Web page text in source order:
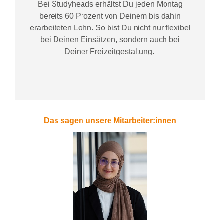
Bei Studyheadserhältst Du jeden Montag
bereits 60 Prozent von Deinem bis dahin
erarbeiteten Lohn. So bist Du nicht nur flexibel
bei Deinen Einsätzen, sondern auch bei
DeinerFreizeitgestaltung.
Das sagen unsere Mitarbeiter:innen